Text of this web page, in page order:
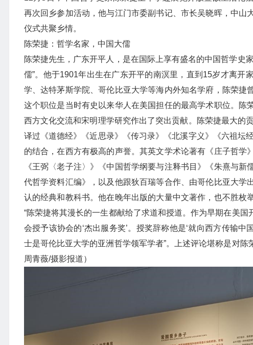
再次回乡参加活动，他与江门市委副书记、市长吴晓晖，中
仪式共聚乡情。
陈荣捷：哲学名家，中国大儒
陈荣捷先生，广东开平人，是在国际上享有盛名的中国哲学史
儒”。他于1901年出生在广东开平的南溟里，直到15岁才离
学、达特茅斯学院、哥伦比亚大学等海内外知名学府，陈荣捷
这个职位是当时有史以来华人在美国担任的最高学术职位。
西方文化交流和宋明理学研究作出了突出贡献。陈荣捷最大的
译过《道德经》《近思录》《传习录》《北溪字义》《六祖坛
的结合，在西方有极高的声誉。其英文学术论著有《庄子哲学
《王弼〈老子注〉》《中国哲学纲要与注释书目》《朱熹与
代哲学资料汇编》，以及他跟狄百瑞等合作、由哥伦比亚大
认的经典和教科书。他在晚年出版的大量中文著作，也不胜枚
“陈荣捷将其漫长的一生都献给了求道和授道。作为早期在美
会授予该协会的‘杰出服务奖’。授奖辞称他是‘就向西方传输
士是哥伦比亚大学的亚洲哲学领军学者”。上述评论堪称是对
周青薇/摄影报道）